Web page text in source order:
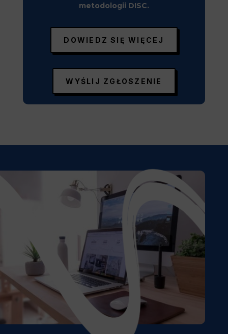
metodologii DISC.
DOWIEDZ SIĘ WIĘCEJ
WYŚLIJ ZGŁOSZENIE